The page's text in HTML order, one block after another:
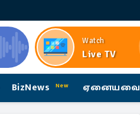
Watch
Live TV
BizNews New ஏனையவை